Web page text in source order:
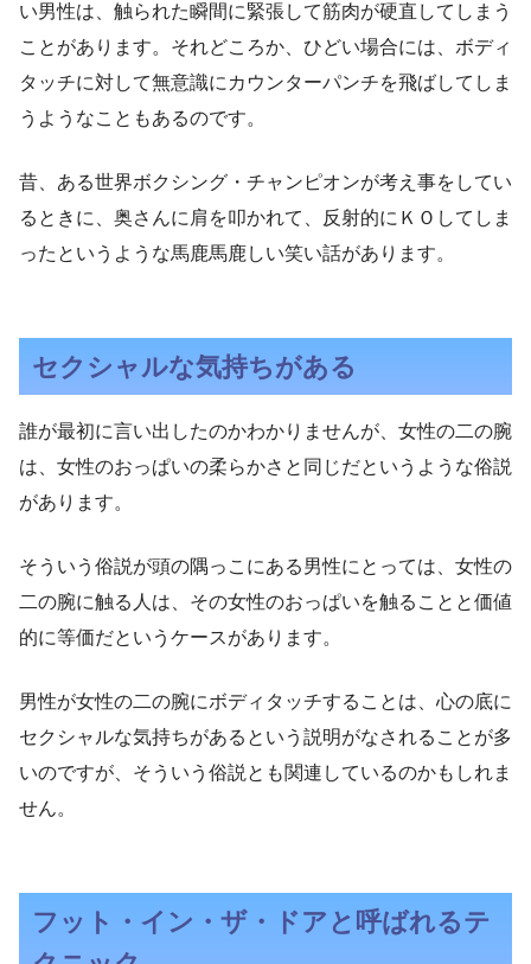
い男性は、触られた瞬間に緊張して筋肉が硬直してしまう
ことがあります。それどころか、ひどい場合には、ボディ
タッチに対して無意識にカウンターパンチを飛ばしてしま
うようなこともあるのです。
昔、ある世界ボクシング・チャンピオンが考え事をしてい
るときに、奥さんに肩を叩かれて、反射的にＫＯしてしま
ったというような馬鹿馬鹿しい笑い話があります。
セクシャルな気持ちがある
誰が最初に言い出したのかわかりませんが、女性の二の腕
は、女性のおっぱいの柔らかさと同じだというような俗説
があります。
そういう俗説が頭の隅っこにある男性にとっては、女性の
二の腕に触る人は、その女性のおっぱいを触ることと価値
的に等価だというケースがあります。
男性が女性の二の腕にボディタッチすることは、心の底に
セクシャルな気持ちがあるという説明がなされることが多
いのですが、そういう俗説とも関連しているのかもしれま
せん。
フット・イン・ザ・ドアと呼ばれるテ